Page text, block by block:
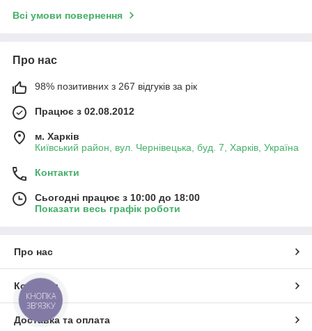
Всі умови повернення
Про нас
98% позитивних з 267 відгуків за рік
Працює з 02.08.2012
м. Харків
Київський район, вул. Чернівецька, буд. 7, Харків, Україна
Контакти
Сьогодні працює з 10:00 до 18:00
Показати весь графік роботи
Про нас
Контакти
Доставка та оплата
КНОПКА
ЗВ'ЯЗКУ